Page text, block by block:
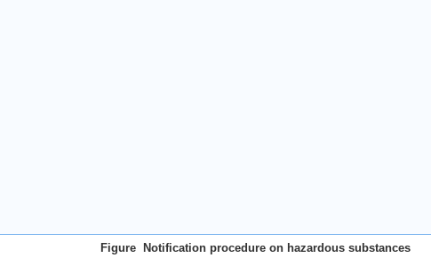
Figure Notification procedure on hazardous substances